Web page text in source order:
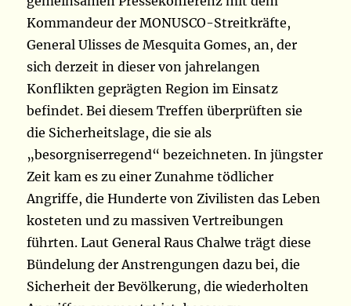
Kommandeur der MONUSCO-Streitkräfte,
General Ulisses de Mesquita Gomes, an, der
sich derzeit in dieser von jahrelangen
Konflikten geprägten Region im Einsatz
befindet. Bei diesem Treffen überprüften sie
die Sicherheitslage, die sie als
„besorgniserregend“ bezeichneten. In jüngster
Zeit kam es zu einer Zunahme tödlicher
Angriffe, die Hunderte von Zivilisten das Leben
kosteten und zu massiven Vertreibungen
führten. Laut General Raus Chalwe trägt diese
Bündelung der Anstrengungen dazu bei, die
Sicherheit der Bevölkerung, die wiederholten